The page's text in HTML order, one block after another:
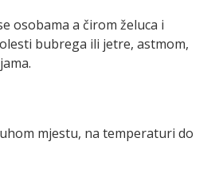
osobama a čirom želuca i
bubrega ili jetre, astmom,
mjestu, na temperaturi do